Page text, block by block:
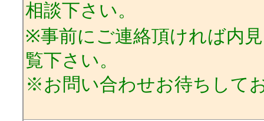
相談下さい。
※事前にご連絡頂ければ内
覧下さい。
※お問い合わせお待ちして